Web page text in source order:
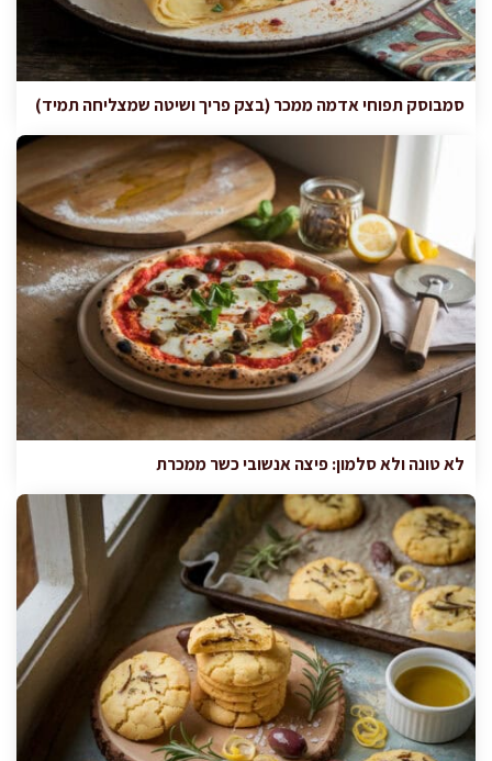
סמבוסק תפוחי אדמה ממכר (בצק פריך ושיטה שמצליחה תמיד)
לא טונה ולא סלמון: פיצה אנשובי כשר ממכרת